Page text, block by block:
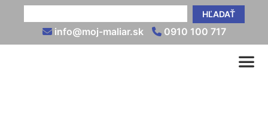
HĽADAŤ
info@moj-maliar.sk 0910 100 717